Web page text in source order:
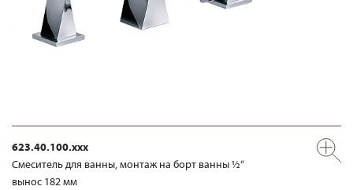
623.40.100.xxx
Смеситель для ванны, монтаж на борт ванны ½“
вынос 182 мм